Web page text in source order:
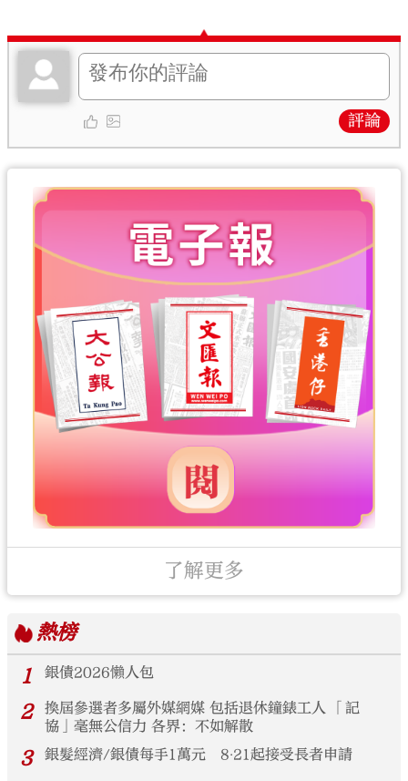
評論
了解更多
熱榜
1
銀債2026懶人包
2
換屆參選者多屬外媒網媒 包括退休鐘錶工人 「記
協」毫無公信力 各界：不如解散
3 銀髮經濟/銀債每手1萬元 8‧21起接受長者申請